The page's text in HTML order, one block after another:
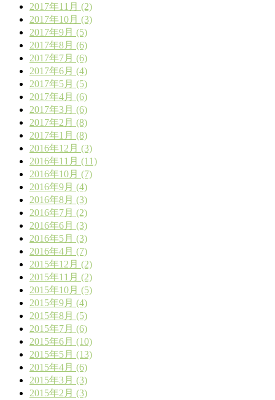
2017年11月 (2)
2017年10月 (3)
2017年9月 (5)
2017年8月 (6)
2017年7月 (6)
2017年6月 (4)
2017年5月 (5)
2017年4月 (6)
2017年3月 (6)
2017年2月 (8)
2017年1月 (8)
2016年12月 (3)
2016年11月 (11)
2016年10月 (7)
2016年9月 (4)
2016年8月 (3)
2016年7月 (2)
2016年6月 (3)
2016年5月 (3)
2016年4月 (7)
2015年12月 (2)
2015年11月 (2)
2015年10月 (5)
2015年9月 (4)
2015年8月 (5)
2015年7月 (6)
2015年6月 (10)
2015年5月 (13)
2015年4月 (6)
2015年3月 (3)
2015年2月 (3)